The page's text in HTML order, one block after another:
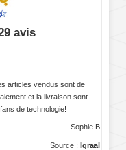
avis
articles vendus sont de
et la livraison sont
de technologie!
Sophie B
Source : Igraal